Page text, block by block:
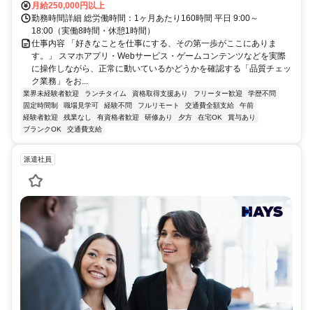
月給250,000円以上
勤務時間詳細 総労働時間：1ヶ月あたり160時間 平日 9:00～
18:00（実働8時間・休憩1時間）
仕事内容 「好きなことを仕事にする、その第一歩がここにありま
す。」 スマホアプリ・Webサービス・ゲームコンテンツなどを実際
に操作しながら、正常に動いているかどうかを確認する「品質チェッ
ク業務」をお...
業界未経験者歓迎 ランチタイム 資格取得支援あり フリーター歓迎
学歴不問
固定時間制
職場見学可 経験不問 フルリモート 交通費全額支給
午前
経験者歓迎
残業なし 有資格者歓迎 研修あり 夕方 在宅OK
賞与あり
ブランクOK
交通費支給
派遣社員